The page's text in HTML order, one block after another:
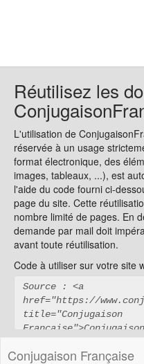
Réutilisez les
L'utilisation de
réservée à un usage
format électronique, des
images, tableaux, ...), est
l'aide du code fourni ci-
page du site. Cette
nombre limité de pages. En
demande par mail doit
avant toute réutilisation.
Code à utiliser sur votre site
Conjugaison Française